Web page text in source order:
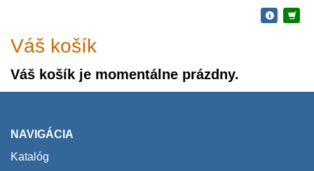
Váš košík
Váš košík je momentálne prázdny.
NAVIGÁCIA
Katalóg